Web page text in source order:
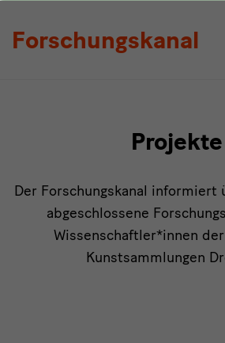
Forschungskanal
Projekte
Der Forschungskanal informiert
abgeschlossene
Wissenschaftler*innen
Kunstsammlungen